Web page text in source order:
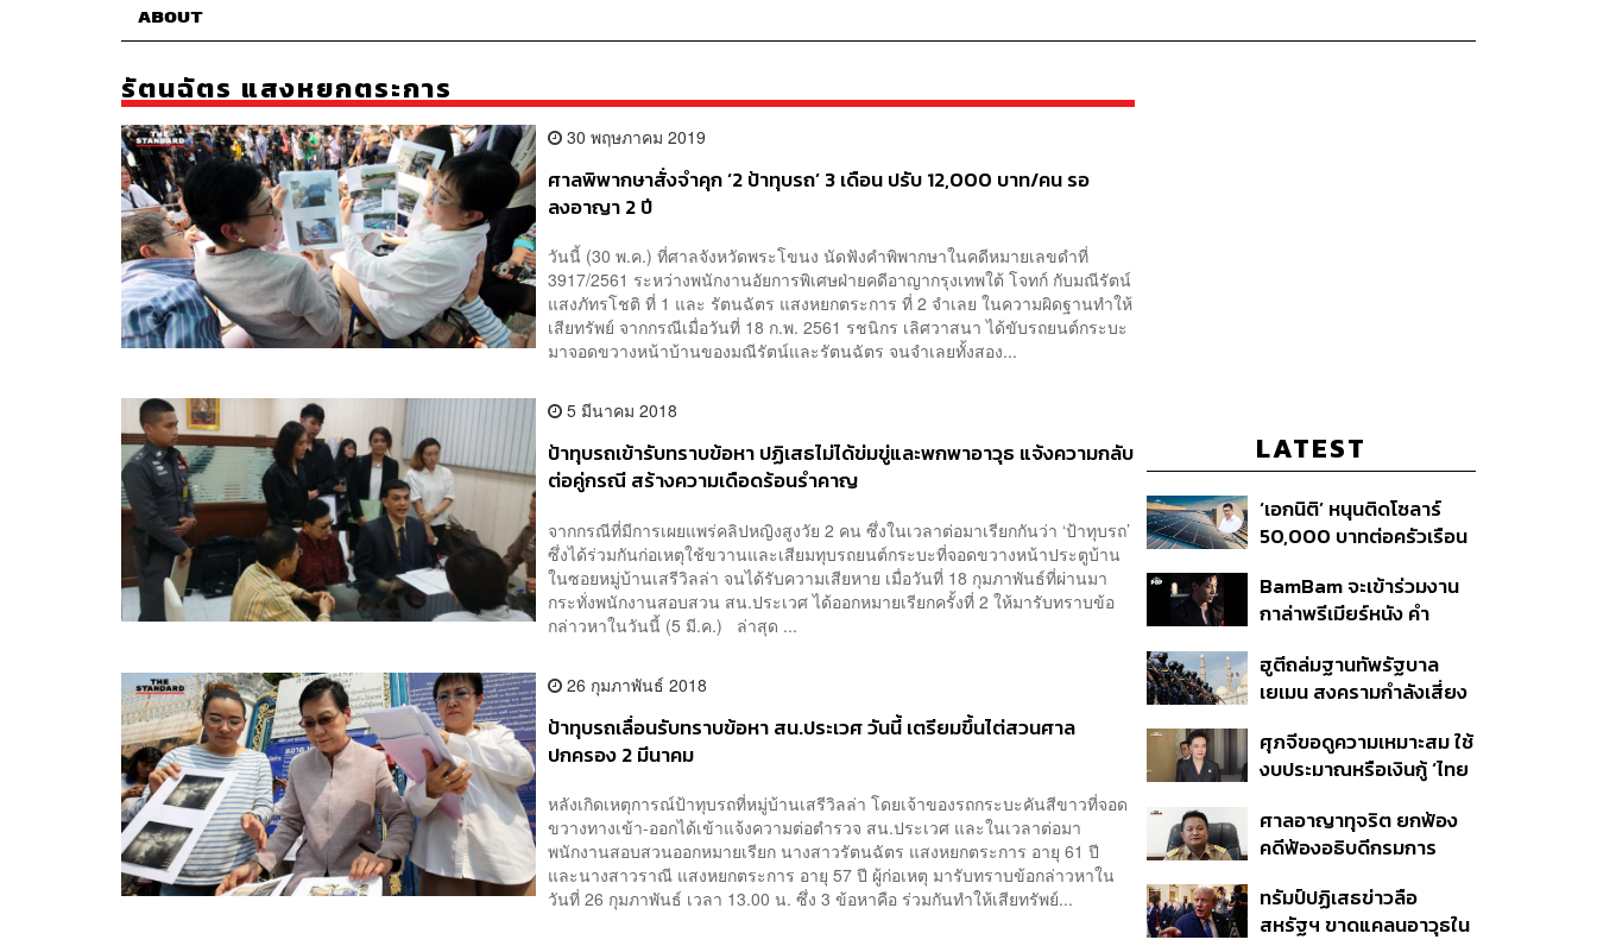
ABOUT
รัตนฉัตร แสงหยกตระการ
30 พฤษภาคม 2019
ศาลพิพากษาสั่งจำคุก ‘2 ป้าทุบรถ’ 3 เดือน ปรับ 12,000 บาท/คน รอ
ลงอาญา 2 ปี
วันนี้ (30 พ.ค.) ที่ศาลจังหวัดพระโขนง นัดฟังคำพิพากษาในคดีหมายเลขดำที่
3917/2561 ระหว่างพนักงานอัยการพิเศษฝ่ายคดีอาญากรุงเทพใต้ โจทก์ กับมณีรัตน์
แสงภัทรโชติ ที่ 1 และ รัตนฉัตร แสงหยกตระการ ที่ 2 จำเลย ในความผิดฐานทำให้
เสียทรัพย์ จากกรณีเมื่อวันที่ 18 ก.พ. 2561 รชนิกร เลิศวาสนา ได้ขับรถยนต์กระบะ
มาจอดขวางหน้าบ้านของมณีรัตน์และรัตนฉัตร จนจำเลยทั้งสอง...
5 มีนาคม 2018
ป้าทุบรถเข้ารับทราบข้อหา ปฏิเสธไม่ได้ข่มขู่และพกพาอาวุธ แจ้งความกลับ
ต่อคู่กรณี สร้างความเดือดร้อนรำคาญ
จากกรณีที่มีการเผยแพร่คลิปหญิงสูงวัย 2 คน ซึ่งในเวลาต่อมาเรียกกันว่า ‘ป้าทุบรถ’
ซึ่งได้ร่วมกันก่อเหตุใช้ขวานและเสียมทุบรถยนต์กระบะที่จอดขวางหน้าประตูบ้าน
ในซอยหมู่บ้านเสรีวิลล่า จนได้รับความเสียหาย เมื่อวันที่ 18 กุมภาพันธ์ที่ผ่านมา
กระทั่งพนักงานสอบสวน สน.ประเวศ ได้ออกหมายเรียกครั้งที่ 2 ให้มารับทราบข้อ
กล่าวหาในวันนี้ (5 มี.ค.) ล่าสุด ...
26 กุมภาพันธ์ 2018
ป้าทุบรถเลื่อนรับทราบข้อหา สน.ประเวศ วันนี้ เตรียมขึ้นไต่สวนศาล
ปกครอง 2 มีนาคม
หลังเกิดเหตุการณ์ป้าทุบรถที่หมู่บ้านเสรีวิลล่า โดยเจ้าของรถกระบะคันสีขาวที่จอด
ขวางทางเข้า-ออกได้เข้าแจ้งความต่อตำรวจ สน.ประเวศ และในเวลาต่อมา
พนักงานสอบสวนออกหมายเรียก นางสาวรัตนฉัตร แสงหยกตระการ อายุ 61 ปี
และนางสาวราณี แสงหยกตระการ อายุ 57 ปี ผู้ก่อเหตุ มารับทราบข้อกล่าวหาใน
วันที่ 26 กุมภาพันธ์ เวลา 13.00 น. ซึ่ง 3 ข้อหาคือ ร่วมกันทำให้เสียทรัพย์...
LATEST
‘เอกนิติ’ หนุนติดโซลาร์
50,000 บาทต่อครัวเรือน
ปล่อยกู้ดอกเบี้ยต่ำ เร่ง
ออกโครงการภายใน 1
BamBam จะเข้าร่วมงาน
กาล่าพรีเมียร์หนัง คำ
ฮูตีถล่มฐานทัพรัฐบาล
เยเมน สงครามกำลังเสี่ยง
ศุภจีขอดูความเหมาะสม ใช้
งบประมาณหรือเงินกู้ ‘ไทย
‘ไทยช่วยไทยพลัส เฟส 2’
ไม่จำเป็นต้องออกพร้อมกัน
ศาลอาญาทุจริต ยกฟ้อง
คดีฟ้องอธิบดีกรมการ
จังหวัดภูเก็ต’ ชอบด้วยขั้น
ตอน
ทรัมป์ปฏิเสธข่าวลือ
สหรัฐฯ ขาดแคลนอาวุธใน